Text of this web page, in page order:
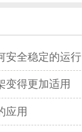
安全稳定的运行
变得更加适用
应用